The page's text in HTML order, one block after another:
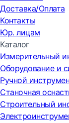
Доставка/Оплата
Контакты
Юр. лицам
Каталог
Измерительный
Оборудование и
Ручной
Станочная
Строительный